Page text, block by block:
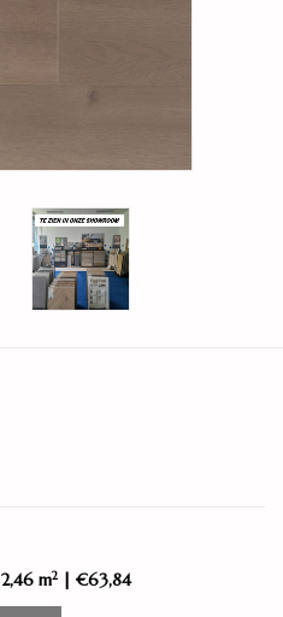
2,46 m2 | €63,84